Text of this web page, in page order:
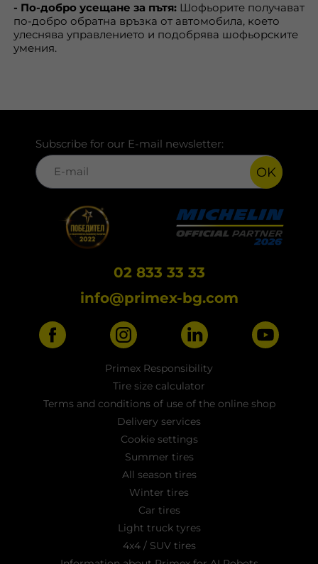
- По-добро усещане за пътя: Шофьорите получават
по-добро обратна връзка от автомобила, което
улеснява управлението и подобрява шофьорските
умения.
Subscribe for our E-mail newsletter:
OK
02 833 33 33
info@primex-bg.com
Primex Responsibility
Tire size calculator
Terms and conditions of use of the online shop
Delivery services
Cookie settings
Summer tires
All season tires
Winter tires
Car tires
Light truck tyres
4x4 / SUV tires